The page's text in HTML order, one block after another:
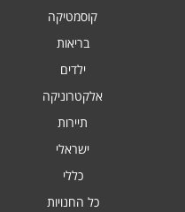
קוסמטיקה
בריאות
ילדים
אלקטרוניקה
תיירות
ישראלי
כללי
כל החנויות